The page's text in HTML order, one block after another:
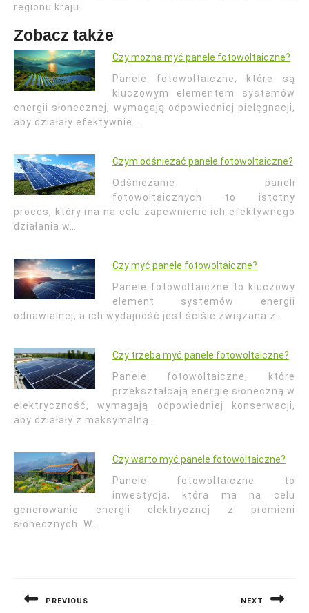
regionu kraju.
Zobacz także
Czy można myć panele fotowoltaiczne?
Panele fotowoltaiczne, które są
kluczowym elementem systemów
energii słonecznej, wymagają odpowiedniej pielęgnacji,
aby działały efektywnie.…
Czym odśnieżać panele fotowoltaiczne?
Odśnieżanie paneli
fotowoltaicznych to istotny
proces, który ma na celu zapewnienie ich efektywnego
działania w…
Czy myć panele fotowoltaiczne?
Panele fotowoltaiczne to kluczowy
element systemów energii
odnawialnej, a ich wydajność jest ściśle związana z…
Czy trzeba myć panele fotowoltaiczne?
Panele fotowoltaiczne, które
przekształcają energię słoneczną w
elektryczność, wymagają odpowiedniej konserwacji,
aby działały z maksymalną…
Czy warto myć panele fotowoltaiczne?
Panele fotowoltaiczne to
inwestycja, która ma na celu
generowanie energii elektrycznej z promieni
słonecznych. W…
PREVIOUS NEXT